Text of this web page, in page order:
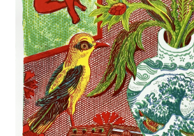
Stories
Contact
EN